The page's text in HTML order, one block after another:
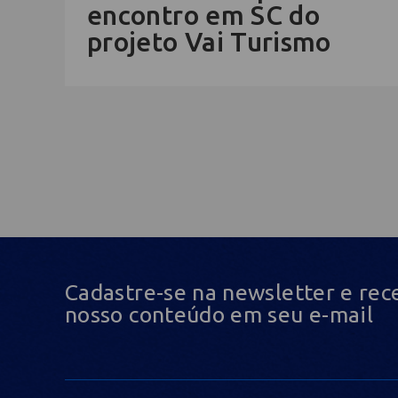
encontro em SC do
projeto Vai Turismo
Cadastre-se na newsletter e
nosso conteúdo em seu e-mail